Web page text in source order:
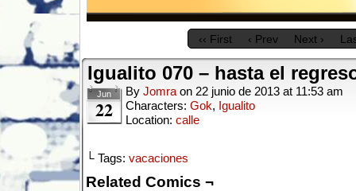
‹‹ First ‹ Prev Next ›
Igualito 070 – hasta el
Jun
22
By Jomra on 22 junio de 2013 at 11:53 am
Characters: Gok, Igualito
Location: calle
└ Tags: vacaciones
Related Comics ¬